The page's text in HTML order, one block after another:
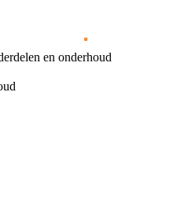
en onderhoud